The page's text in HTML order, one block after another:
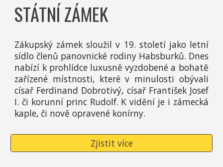
STÁTNÍ ZÁMEK
Zákupský zámek sloužil v 19. století jako letní
sídlo členů panovnické rodiny Habsburků. Dnes
nabízí k prohlídce luxusně vyzdobené a bohatě
zařízené místnosti, které v minulosti obývali
císař Ferdinand Dobrotivý, císař František Josef
I. či korunní princ Rudolf. K vidění je i zámecká
kaple, či nově opravené konírny.
Zjistit více